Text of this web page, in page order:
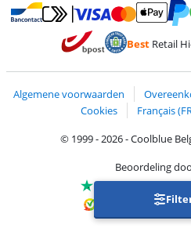
Betalen met Bancontact
Betalen met MasterCard en Visa
BestRetail
Algemene voorwaarden
Cookies
Français
© 1999 - 2026 - Coolblue
Beoordeling
Trustpilot 4/5-
Kiyoh 9.1/10-